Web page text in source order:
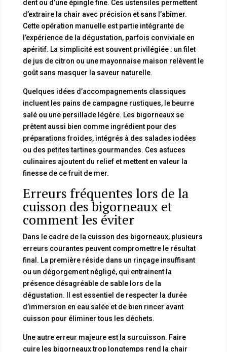
dent ou d’une épingle fine. Ces ustensiles permettent
d’extraire la chair avec précision et sans l’abîmer.
Cette opération manuelle est partie intégrante de
l’expérience de la dégustation, parfois conviviale en
apéritif. La simplicité est souvent privilégiée : un filet
de jus de citron ou une mayonnaise maison relèvent le
goût sans masquer la saveur naturelle.
Quelques idées d’accompagnements classiques
incluent les pains de campagne rustiques, le beurre
salé ou une persillade légère. Les bigorneaux se
prêtent aussi bien comme ingrédient pour des
préparations froides, intégrés à des salades iodées
ou des petites tartines gourmandes. Ces astuces
culinaires ajoutent du relief et mettent en valeur la
finesse de ce fruit de mer.
Erreurs fréquentes lors de la
cuisson des bigorneaux et
comment les éviter
Dans le cadre de la cuisson des bigorneaux, plusieurs
erreurs courantes peuvent compromettre le résultat
final. La première réside dans un rinçage insuffisant
ou un dégorgement négligé, qui entrainent la
présence désagréable de sable lors de la
dégustation. Il est essentiel de respecter la durée
d’immersion en eau salée et de bien rincer avant
cuisson pour éliminer tous les déchets.
Une autre erreur majeure est la surcuisson. Faire
cuire les bigorneaux trop longtemps rend la chair